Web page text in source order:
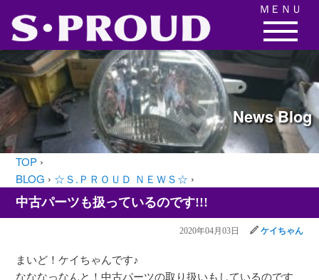
NewsBlog
TOP ›
BLOG › ☆Ｓ.ＰＲＯＵＤ ＮＥＷＳ☆ ›
中古パーツも扱っているのです!!!
2020年04月03日 ケイちゃん
まいど！ケイちゃんです♪
なななっなんと！中古パーツの取り扱いもしているのです
ＭＥＮＵ